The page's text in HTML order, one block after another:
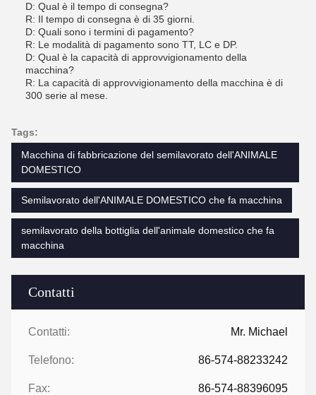
Contatti
Contatti: Mr. Michael
Telefono: 86-574-88233242
Fax: 86-574-88396095
D: Qual è il tempo di consegna?
R: Il tempo di consegna è di 35 giorni.
D: Quali sono i termini di pagamento?
R: Le modalità di pagamento sono TT, LC e DP.
D: Qual è la capacità di approvvigionamento della
macchina?
R: La capacità di approvvigionamento della macchina è di
300 serie al mese.
Tags:
Macchina di fabbricazione del semilavorato dell'ANIMALE
DOMESTICO
Semilavorato dell'ANIMALE DOMESTICO che fa macchina
semilavorato della bottiglia dell'animale domestico che fa
macchina